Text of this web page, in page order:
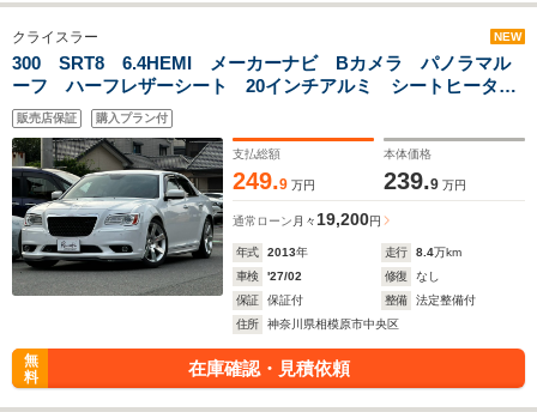
クライスラー NEW
300 SRT8 6.4HEMI メーカーナビ Bカメラ パノラマル
ーフ ハーフレザーシート 20インチアルミ シートヒータ
ー ベンチレーション アダプティブクルーズコントロール
パワーシート
販売店保証 購入プラン付
支払総額
249.9 万円
本体価格
239.9 万円
通常ローン 月々 19,200円
年式 2013年 走行 8.4万km
車検
'27/02 修復
なし
保証
保証付 整備
法定整備付
住所
神奈川県相模原市中央区
無
料
在庫確認・見積依頼